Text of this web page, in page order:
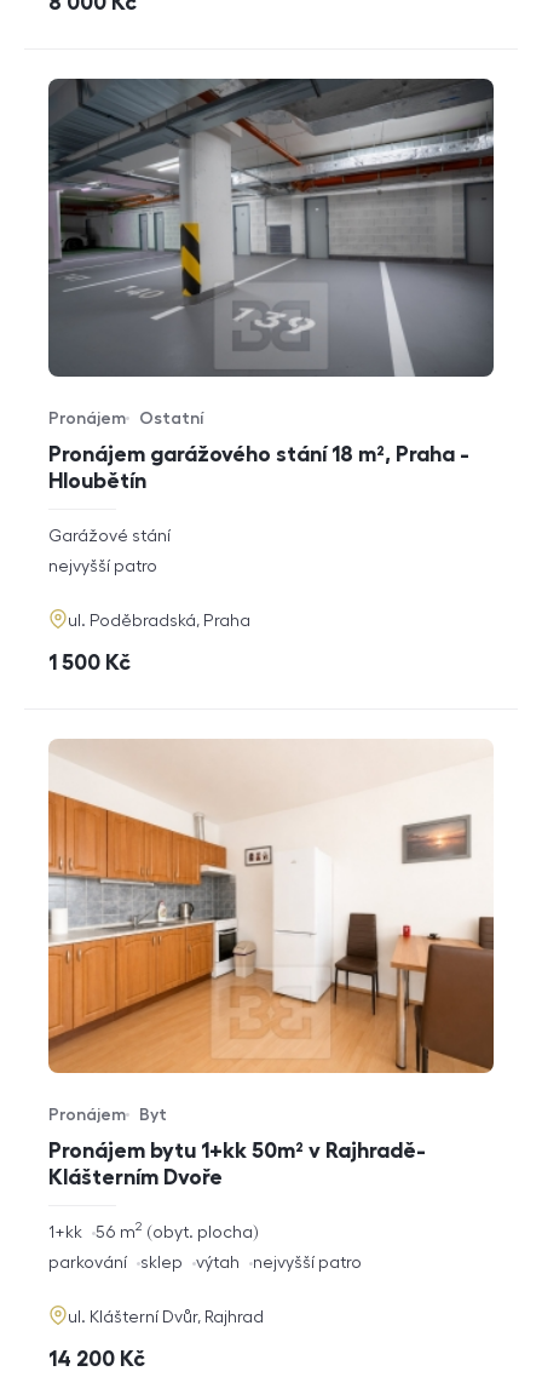
Pronájem garážového stání 18 m², Praha -
Hloubětín
Typ nabídky
Pronájem
Typ nemovitosti
Ostatní
rozměry
dispozice
Garážové stání
funkce
nejvyšší patro
adresa
ul. Poděbradská, Praha
cena
1 500 Kč
Pronájem bytu 1+kk 50m² v Rajhradě-
Klášterním Dvoře
Typ nabídky
Pronájem
Typ nemovitosti
Byt
rozměry
dispozice
1+kk obyt. plocha
56 m2
funkce
parkování sklep výtah nejvyšší patro
adresa
ul. Klášterní Dvůr, Rajhrad
cena
14 200 Kč